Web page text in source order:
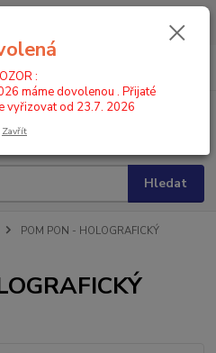
2026 máme dovolenou . Přijaté
Hledat
POM PON - HOLOGRAFICKÝ
:
máme dovolenou . Přijaté
vyřizovat od 23.7. 2026
Zavřít